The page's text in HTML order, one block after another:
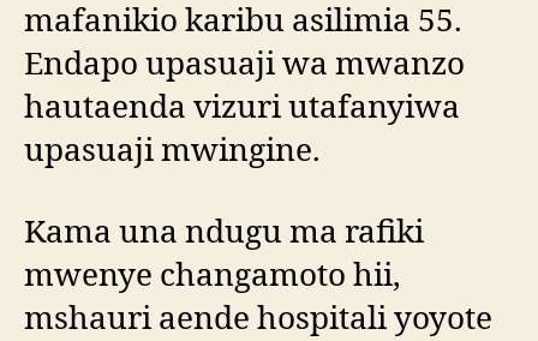
mafanikio karibu asilimia 55.
Endapo upasuaji wa mwanzo
hautaenda vizuri utafanyiwa
upasuaji mwingine.
Kama una ndugu ma rafiki
mwenye changamoto hii,
mshauri aende hospitali yoyote